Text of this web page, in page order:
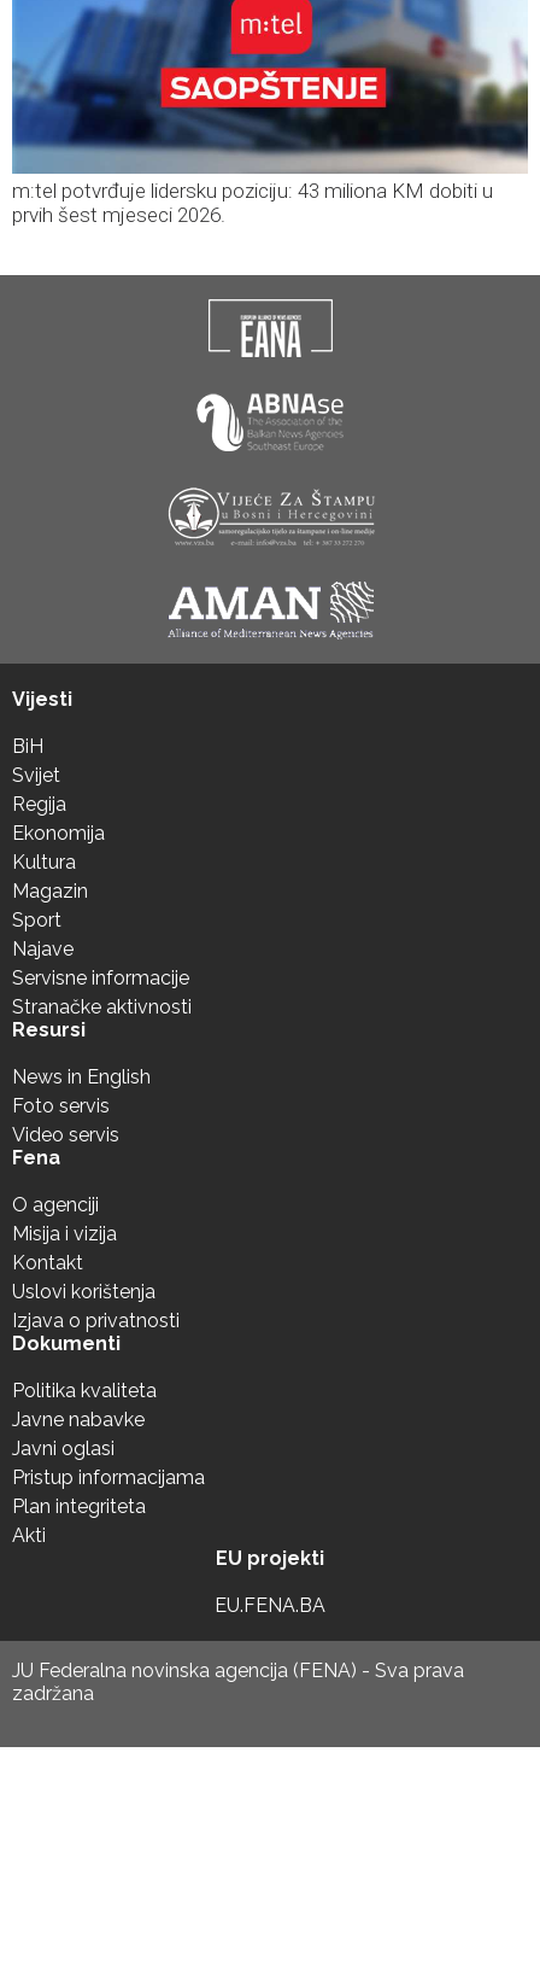
m:tel potvrđuje lidersku poziciju: 43 miliona KM dobiti u
prvih šest mjeseci 2026.
Vijesti
BiH
Svijet
Regija
Ekonomija
Kultura
Magazin
Sport
Najave
Servisne informacije
Stranačke aktivnosti
Resursi
News in English
Foto servis
Video servis
Fena
O agenciji
Misija i vizija
Kontakt
Uslovi korištenja
Izjava o privatnosti
Dokumenti
Politika kvaliteta
Javne nabavke
Javni oglasi
Pristup informacijama
Plan integriteta
Akti
EU projekti
EU.FENA.BA
JU Federalna novinska agencija (FENA) - Sva prava
zadržana